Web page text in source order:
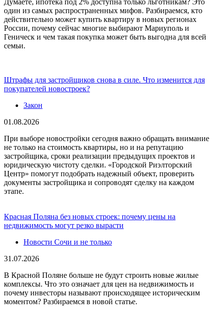
Думаете, ипотека под 2% доступна только льготникам? Это
один из самых распространенных мифов. Разбираемся, кто
действительно может купить квартиру в новых регионах
России, почему сейчас многие выбирают Мариуполь и
Геническ и чем такая покупка может быть выгодна для всей
семьи.
Штрафы для застройщиков снова в силе. Что изменится для
покупателей новостроек?
Закон
01.08.2026
При выборе новостройки сегодня важно обращать внимание
не только на стоимость квартиры, но и на репутацию
застройщика, сроки реализации предыдущих проектов и
юридическую чистоту сделки. «Городской Риэлторский
Центр» помогут подобрать надежный объект, проверить
документы застройщика и сопроводят сделку на каждом
этапе.
Красная Поляна без новых строек: почему цены на
недвижимость могут резко вырасти
Новости Сочи и не только
31.07.2026
В Красной Поляне больше не будут строить новые жилые
комплексы. Что это означает для цен на недвижимость и
почему инвесторы называют происходящее историческим
моментом? Разбираемся в новой статье.